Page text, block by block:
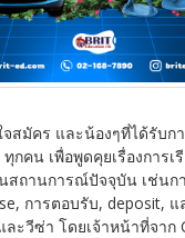
สมัคร และน้องๆที่ได้รับก
กคน เพื่อพูดคุยเรื่องการเ
สถานการณ์ปัจจุบัน เช่นก
การตอบรับ, deposit,
ละวีซ่า โดยเจ้าหน้าที่จาก